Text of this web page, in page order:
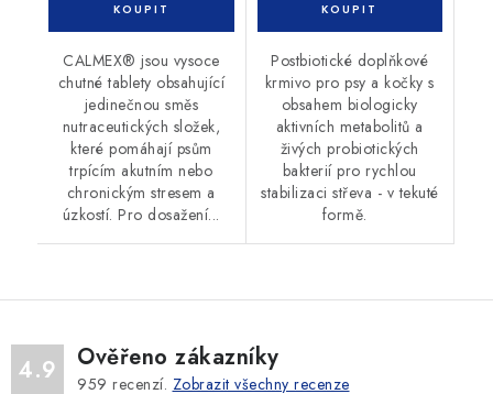
CALMEX® jsou vysoce
chutné tablety obsahující
jedinečnou směs
nutraceutických složek,
které pomáhají psům
trpícím akutním nebo
chronickým stresem a
úzkostí. Pro dosažení...
Postbiotické doplňkové
krmivo pro psy a kočky s
obsahem biologicky
aktivních metabolitů a
živých probiotických
bakterií pro rychlou
stabilizaci střeva - v tekuté
formě.
4.9 Ověřeno zákazníky
959 recenzí. Zobrazit všechny recenze